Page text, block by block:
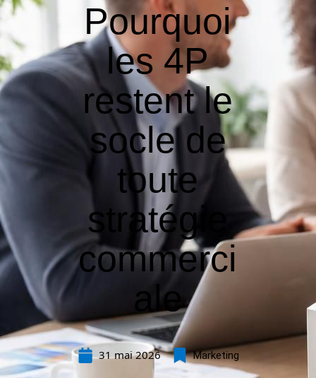
Pourquoi
les 4P
restent le
socle de
toute
stratégie
commerci
ale
31 mai 2026 Marketing